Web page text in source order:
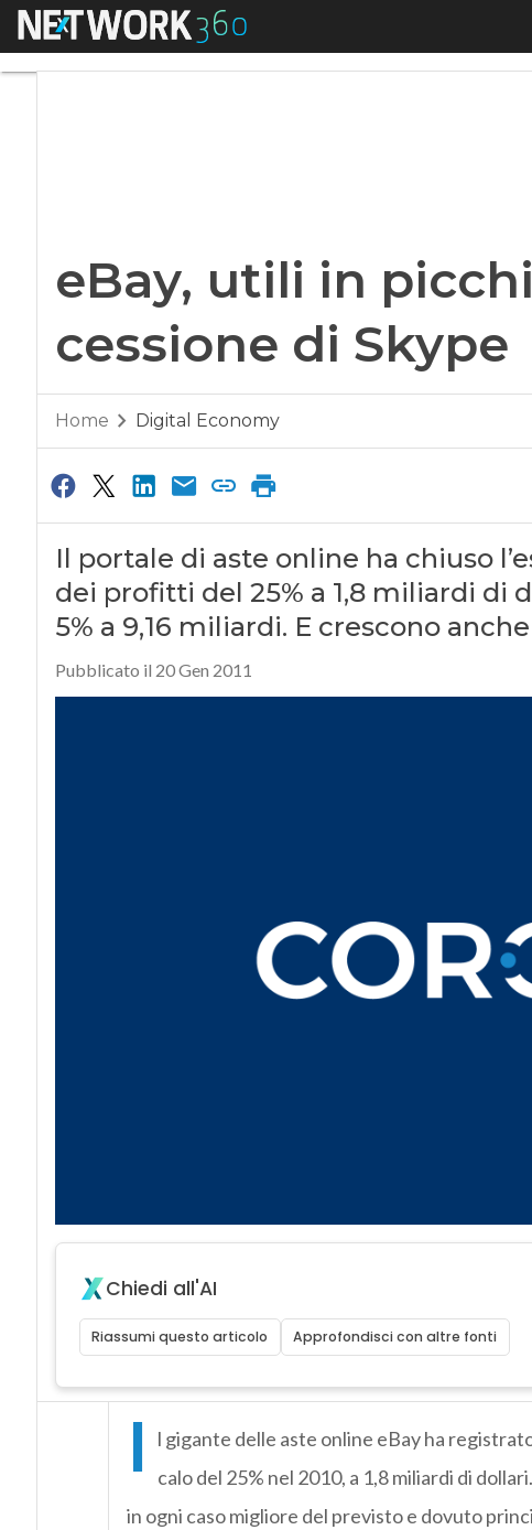
Menu
eBay, utili in
cessione di Skype
Home Digital Economy
Il portale di aste online ha chiuso
dei profitti del 25% a 1,8 miliardi di
5% a 9,16 miliardi. E crescono
Pubblicato il 20 Gen 2011
Chiedi all'AI
Riassumi questo articolo Approfondisci con altre fonti
I
l gigante delle aste online eBay ha
calo del 25% nel 2010, a 1,8 miliardi di
in ogni caso migliore del previsto e dovuto